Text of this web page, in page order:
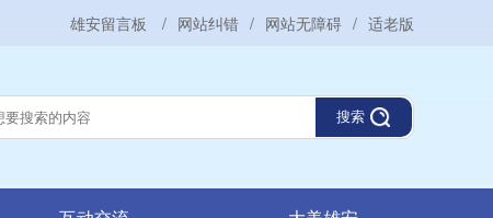
雄安留言板 / 网站纠错 / 网站无障碍 / 适老版
搜索